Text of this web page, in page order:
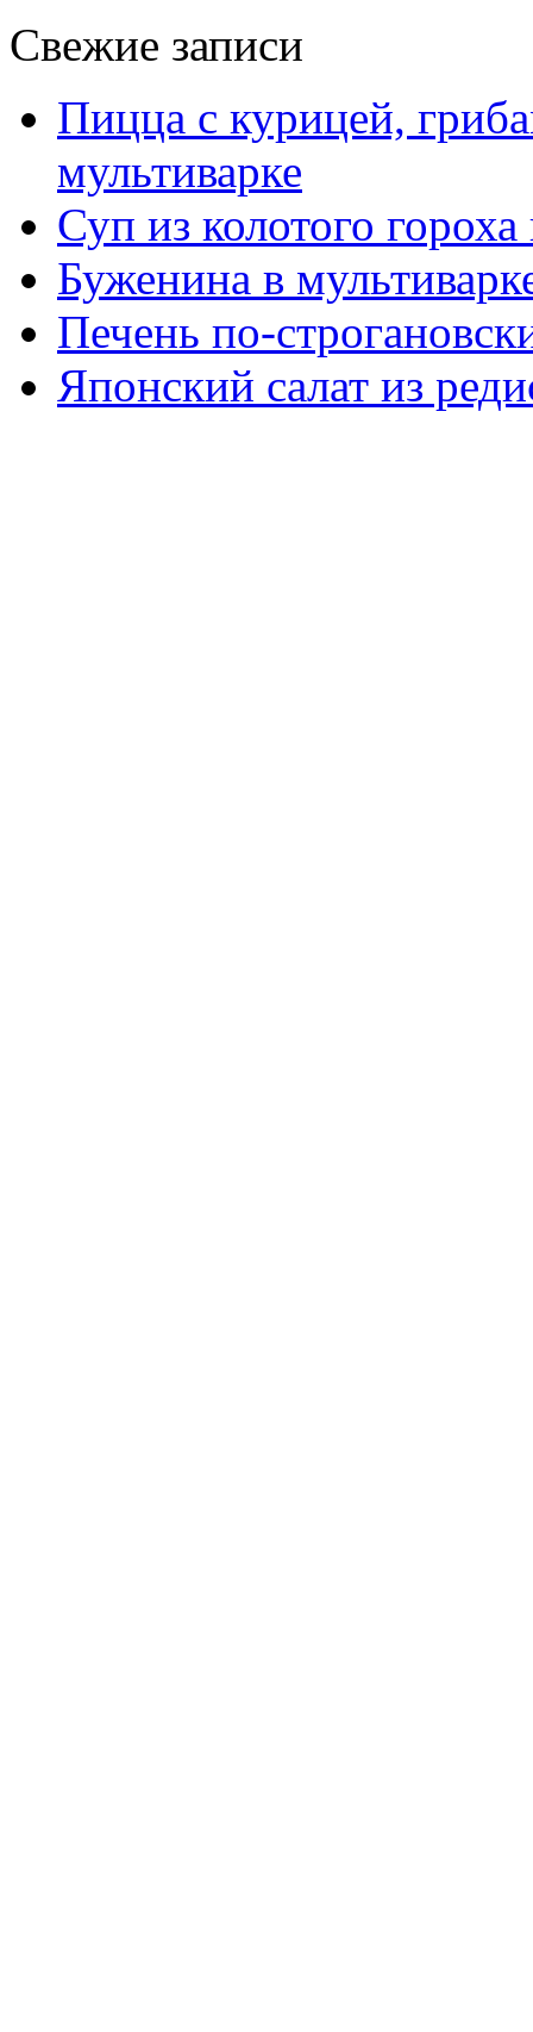
Свежие записи
Пицца с курицей,
мультиварке
Суп из колотого
Буженина в
Печень по-
Японский салат из